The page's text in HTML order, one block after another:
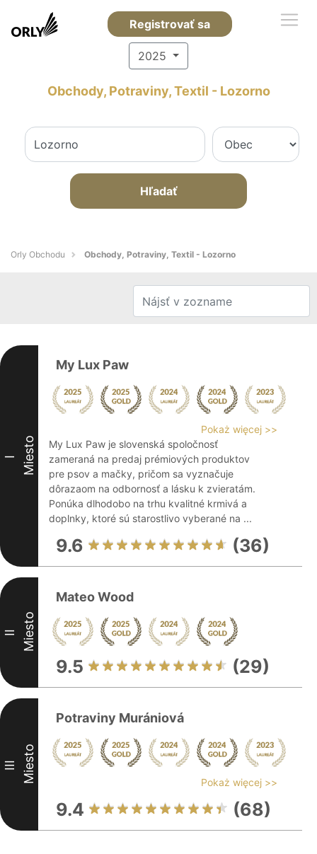
Registrovať sa
2025
Obchody, Potraviny, Textil - Lozorno
Hľadať
Orly Obchodu Obchody, Potraviny, Textil - Lozorno
I Miesto
My Lux Paw
Pokaż więcej >>
My Lux Paw je slovenská spoločnosť
zameraná na predaj prémiových produktov
pre psov a mačky, pričom sa vyznačuje
dôrazaom na odbornosť a lásku k zvieratám.
Ponúka dlhodobo na trhu kvalitné krmivá a
doplnky, ktoré sú starostlivo vyberané na ...
9.6 (36)
II Miesto
Mateo Wood
9.5 (29)
III Miesto
Potraviny Murániová
Pokaż więcej >>
9.4 (68)